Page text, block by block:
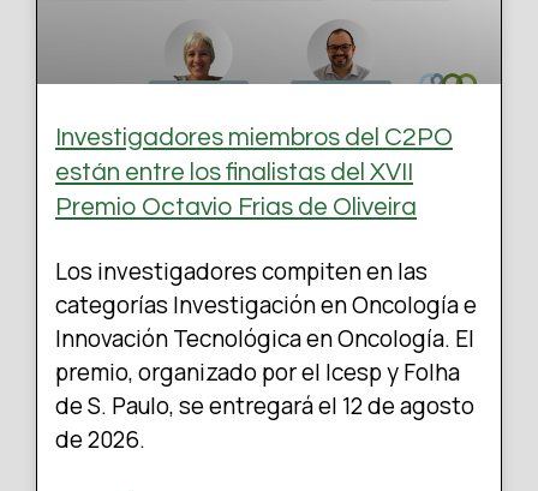
Investigadores miembros del C2PO
están entre los finalistas del XVII
Premio Octavio Frias de Oliveira
Los investigadores compiten en las
categorías Investigación en Oncología e
Innovación Tecnológica en Oncología. El
premio, organizado por el Icesp y Folha
de S. Paulo, se entregará el 12 de agosto
de 2026.